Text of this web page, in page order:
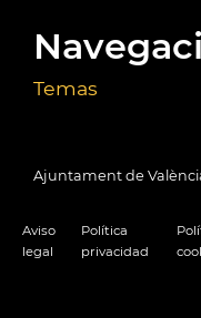
Temas
Ajuntament de
Aviso
legal
Política
privacidad